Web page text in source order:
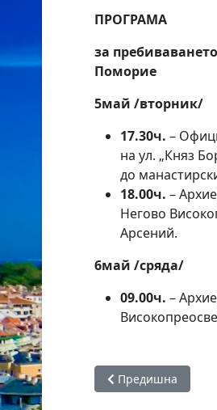
ПРОГРАМА
за пребиваването
Поморие
5май /вторник/
17.30ч. –
на ул. „Княз
до
18.00ч. –
Негово
Арсений.
6май /сряда/
09.00ч. –
Предишна статия:
Предишна